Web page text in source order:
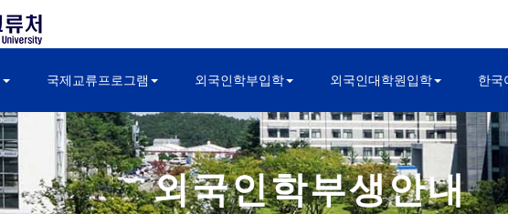
국제교류프로그램 외국인학부입학 외국인대학원입학 한국
외국인학부생안내